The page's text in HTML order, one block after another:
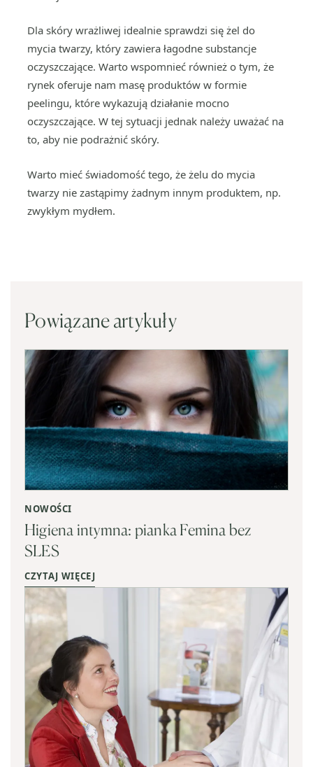
Dla skóry wrażliwej idealnie sprawdzi się żel do
mycia twarzy, który zawiera łagodne substancje
oczyszczające. Warto wspomnieć również o tym, że
rynek oferuje nam masę produktów w formie
peelingu, które wykazują działanie mocno
oczyszczające. W tej sytuacji jednak należy uważać na
to, aby nie podrażnić skóry.
Warto mieć świadomość tego, że żelu do mycia
twarzy nie zastąpimy żadnym innym produktem, np.
zwykłym mydłem.
Powiązane artykuły
NOWOŚCI
Higiena intymna: pianka Femina bez
SLES
CZYTAJ WIĘCEJ